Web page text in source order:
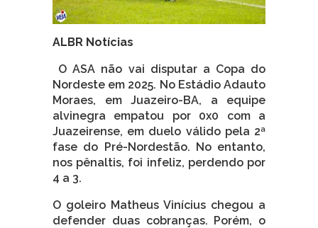
ALBR Notícias
O ASA não vai disputar a Copa do
Nordeste em 2025. No Estádio Adauto
Moraes, em Juazeiro-BA, a equipe
alvinegra empatou por 0x0 com a
Juazeirense, em duelo válido pela 2ª
fase do Pré-Nordestão. No entanto,
nos pênaltis, foi infeliz, perdendo por
4 a 3.
O goleiro Matheus Vinícius chegou a
defender duas cobranças. Porém, o